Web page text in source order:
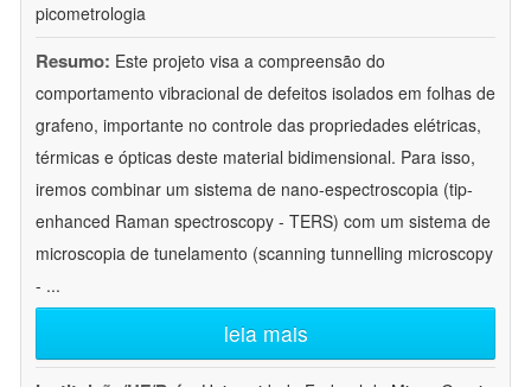
picometrologia
Resumo: Este projeto visa a compreensão do
comportamento vibracional de defeitos isolados em folhas de
grafeno, importante no controle das propriedades elétricas,
térmicas e ópticas deste material bidimensional. Para isso,
iremos combinar um sistema de nano-espectroscopia (tip-
enhanced Raman spectroscopy - TERS) com um sistema de
microscopia de tunelamento (scanning tunnelling microscopy
- ...
leia mais